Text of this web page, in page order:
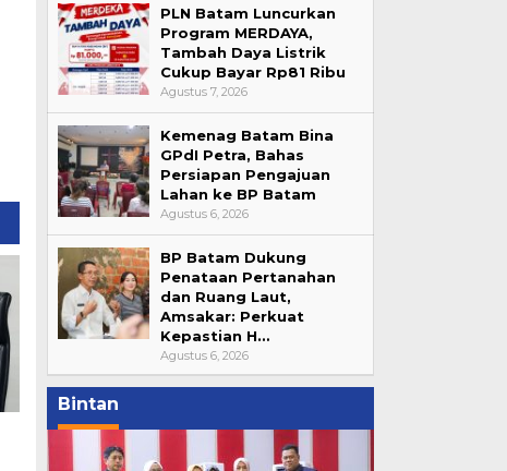
PLN Batam Luncurkan
Program MERDAYA,
Tambah Daya Listrik
Cukup Bayar Rp81 Ribu
Agustus 7, 2026
Kemenag Batam Bina
GPdI Petra, Bahas
Persiapan Pengajuan
Lahan ke BP Batam
Agustus 6, 2026
BP Batam Dukung
Penataan Pertanahan
dan Ruang Laut,
Amsakar: Perkuat
Kepastian H…
Agustus 6, 2026
Bintan